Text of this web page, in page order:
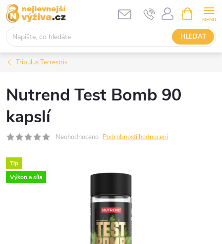
Přejít
na
obsah
HLEDAT
NÁKUPNÍ
KOŠÍK
Tribulus Terrestris
Nutrend Test Bomb 90
kapslí
Neohodnoceno Podrobnosti hodnocení
Tip
Výkon a síla